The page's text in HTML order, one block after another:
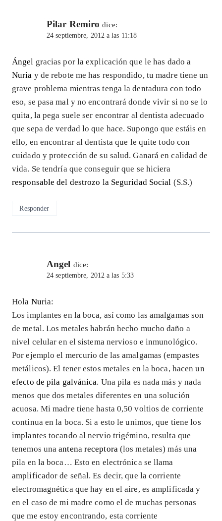
Pilar Remiro dice:
24 septiembre, 2012 a las 11:18
Ángel gracias por la explicación que le has dado a
Nuria y de rebote me has respondido, tu madre tiene un
grave problema mientras tenga la dentadura con todo
eso, se pasa mal y no encontrará donde vivir si no se lo
quita, la pega suele ser encontrar al dentista adecuado
que sepa de verdad lo que hace. Supongo que estáis en
ello, en encontrar al dentista que le quite todo con
cuidado y protección de su salud. Ganará en calidad de
vida. Se tendría que conseguir que se hiciera
responsable del destrozo la Seguridad Social (S.S.)
Responder
Angel dice:
24 septiembre, 2012 a las 5:33
Hola Nuria:
Los implantes en la boca, así como las amalgamas son
de metal. Los metales habrán hecho mucho daño a
nivel celular en el sistema nervioso e inmunológico.
Por ejemplo el mercurio de las amalgamas (empastes
metálicos). El tener estos metales en la boca, hacen un
efecto de pila galvánica. Una pila es nada más y nada
menos que dos metales diferentes en una solución
acuosa. Mi madre tiene hasta 0,50 voltios de corriente
continua en la boca. Si a esto le unimos, que tiene los
implantes tocando al nervio trigémino, resulta que
tenemos unaantena receptora(los metales) más una
pila en la boca… Esto en electrónica se llama
amplificador de señal. Es decir, que la corriente
electromagnética que hay en el aire, es amplificada y
en el caso de mi madre como el de muchas personas
que me estoy encontrando, esta corriente